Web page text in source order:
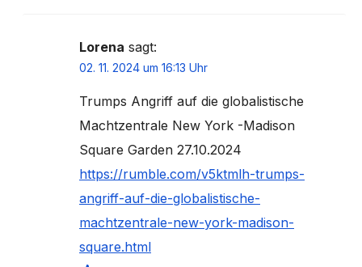
Lorena sagt:
02. 11. 2024 um 16:13 Uhr
Trumps Angriff auf die globalistische
Machtzentrale New York -Madison
Square Garden 27.10.2024
https://rumble.com/v5ktmlh-trumps-
angriff-auf-die-globalistische-
machtzentrale-new-york-madison-
square.html